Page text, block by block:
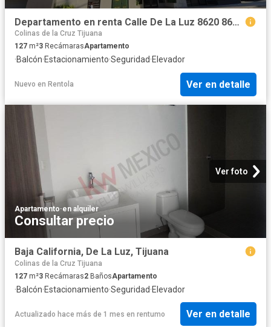
Departamento en renta Calle De La Luz 8620 8620, Lomas, Colinas De La Cruz, Tijuana, Baja California, 22127, Mex
Colinas de la Cruz Tijuana
127 m²3 RecámarasApartamento
·Balcón·Estacionamiento·Seguridad·Elevador
Nuevo en Rentola Ver en detalle
Ver foto
Apartamento·en alquiler
Consultar precio
Baja California, De La Luz, Tijuana
Colinas de la Cruz Tijuana
127 m²3 Recámaras2 BañosApartamento
·Balcón·Estacionamiento·Seguridad·Elevador
Actualizado hace más de 1 mes en rentumo Ver en detalle